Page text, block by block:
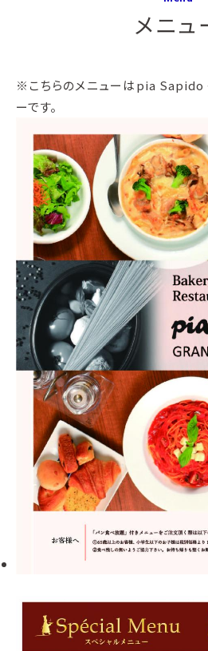
メニュ
※こちらのメニューはpia Sapido
ーです。